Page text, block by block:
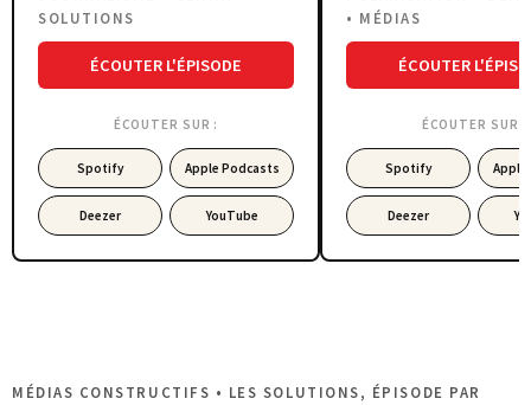
SOLUTIONS
ÉCOUTER L'ÉPISODE
ÉCOUTER SUR :
Spotify Apple Podcasts
Deezer YouTube
• MÉDIAS
ÉCOUTER
ÉCOUTER SUR :
Spotify Apple
Deezer
MÉDIAS CONSTRUCTIFS • LES SOLUTIONS, ÉPISODE PAR